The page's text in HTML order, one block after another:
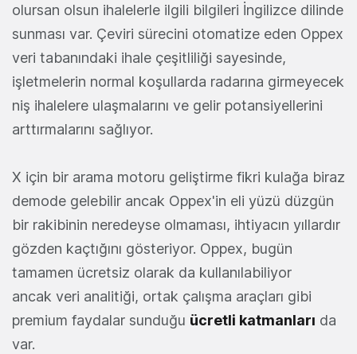
olursan olsun ihalelerle ilgili bilgileri İngilizce dilinde
sunması var. Çeviri sürecini otomatize eden Oppex
veri tabanındaki ihale çeşitliliği sayesinde,
işletmelerin normal koşullarda radarına girmeyecek
niş ihalelere ulaşmalarını ve gelir potansiyellerini
arttırmalarını sağlıyor.
X için bir arama motoru geliştirme fikri kulağa biraz
demode gelebilir ancak Oppex'in eli yüzü düzgün
bir rakibinin neredeyse olmaması, ihtiyacın yıllardır
gözden kaçtığını gösteriyor. Oppex, bugün
tamamen ücretsiz olarak da kullanılabiliyor
ancak veri analitiği, ortak çalışma araçları gibi
premium faydalar sunduğu ücretli katmanları da
var.